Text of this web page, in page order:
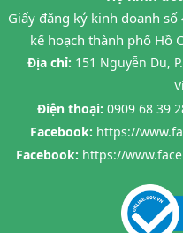
Giấy đăng ký kinh doanh
kế hoạch thành phố Hồ
Địa chỉ: 151 Nguyễn Du,
Điện thoại: 0909 68 39
Facebook: https://
Facebook: https://